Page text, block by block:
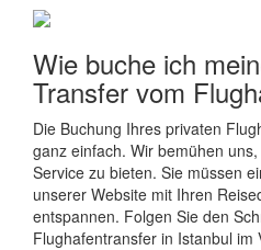
Wie buche ich
Transfer vom
Die Buchung Ihres privaten
ganz einfach. Wir bemühen
Service zu bieten. Sie müssen
unserer Website mit Ihren
entspannen. Folgen Sie den
Flughafentransfer in Istanbul im